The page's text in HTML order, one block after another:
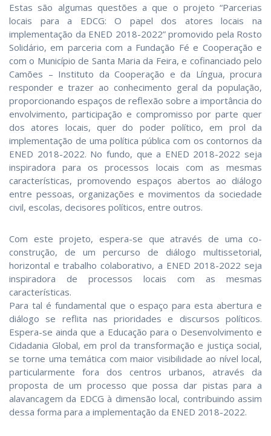
Estas são algumas questões a que o projeto “Parcerias
locais para a EDCG: O papel dos atores locais na
implementação da ENED 2018-2022” promovido pela Rosto
Solidário, em parceria com a Fundação Fé e Cooperação e
com o Município de Santa Maria da Feira, e cofinanciado pelo
Camões – Instituto da Cooperação e da Língua, procura
responder e trazer ao conhecimento geral da população,
proporcionando espaços de reflexão sobre a importância do
envolvimento, participação e compromisso por parte quer
dos atores locais, quer do poder político, em prol da
implementação de uma política pública com os contornos da
ENED 2018-2022. No fundo, que a ENED 2018-2022 seja
inspiradora para os processos locais com as mesmas
características, promovendo espaços abertos ao diálogo
entre pessoas, organizações e movimentos da sociedade
civil, escolas, decisores políticos, entre outros.
Com este projeto, espera-se que através de uma co-
construção, de um percurso de diálogo multissetorial,
horizontal e trabalho colaborativo, a ENED 2018-2022 seja
inspiradora de processos locais com as mesmas
características.
Para tal é fundamental que o espaço para esta abertura e
diálogo se reflita nas prioridades e discursos políticos.
Espera-se ainda que a Educação para o Desenvolvimento e
Cidadania Global, em prol da transformação e justiça social,
se torne uma temática com maior visibilidade ao nível local,
particularmente fora dos centros urbanos, através da
proposta de um processo que possa dar pistas para a
alavancagem da EDCG à dimensão local, contribuindo assim
dessa forma para a implementação da ENED 2018-2022.